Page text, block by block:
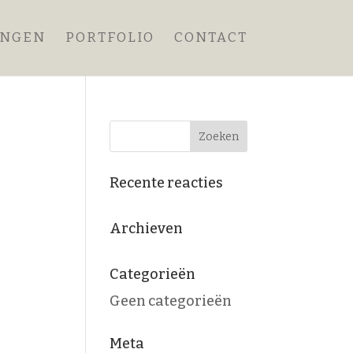
PORTFOLIO CONTACT
Recente reacties
Archieven
Categorieën
Geen categorieën
Meta